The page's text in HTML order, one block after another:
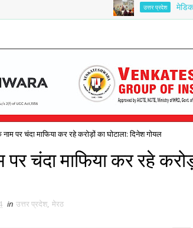
उत्तर प्रदेश मेडिकल कॉलेज में
पर चंदा माफिया कर रहे करोड़ों का घोटाला: दिनेश गोयल
चंदा माफिया कर रहे
in उत्तर प्रदेश, मेरठ